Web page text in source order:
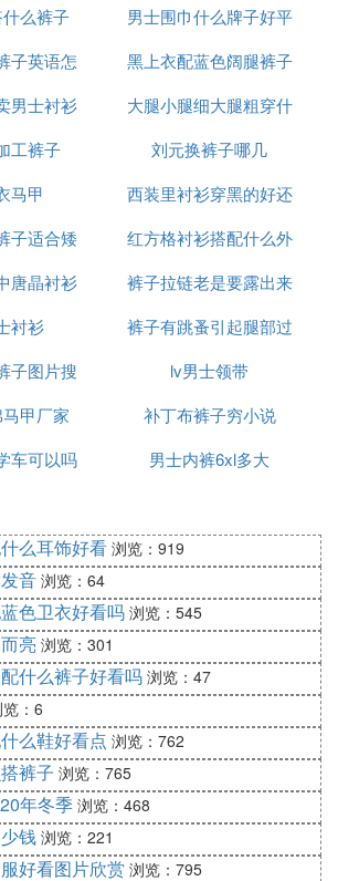
裤子
么裤子
男士围巾什么牌子好平
价
子英语怎
黑上衣配蓝色阔腿裤子
好看吗
男士衬衫
大腿小腿细大腿粗穿什
么裤子好看
工裤子
刘元换裤子哪几
马甲
西装里衬衫穿黑的好还
是白的
子适合矮
生
红方格衬衫搭配什么外
套
唐晶衬衫
的
裤子拉链老是要露出来
衬衫
裤子有跳蚤引起腿部过
敏
子图片搜
lv男士领带
甲厂家
补丁布裤子穷小说
车可以吗
男士内裤6xl多大
么耳饰好看 浏览：919
音 浏览：64
色卫衣好看吗 浏览：545
亮 浏览：301
什么裤子好看吗 浏览：47
：6
么鞋好看点 浏览：762
裤子 浏览：765
年冬季 浏览：468
钱 浏览：221
好看图片欣赏 浏览：795